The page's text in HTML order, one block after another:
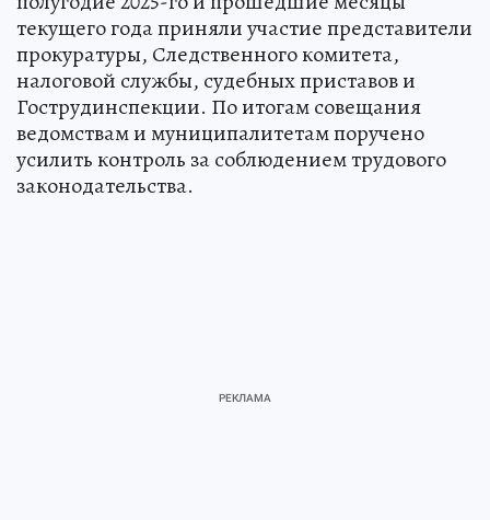
текущего года приняли участие представители
прокуратуры, Следственного комитета,
налоговой службы, судебных приставов и
Гострудинспекции. По итогам совещания
ведомствам и муниципалитетам поручено
усилить контроль за соблюдением трудового
законодательства.